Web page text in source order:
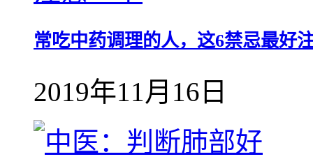
常吃中药调理的人，这6禁忌最好
2019年11月16日